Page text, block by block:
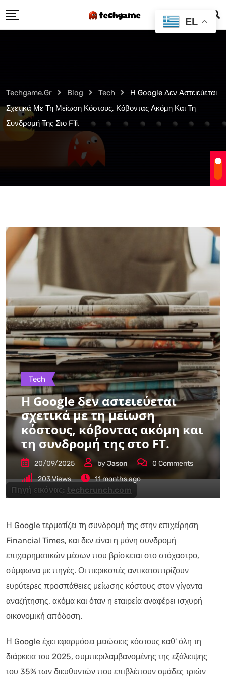
to
Techgame.gr Blog Tech
Η Google Δεν Αστειεύεται
Σχετικά Με Τη Μείωση Κόστους, Κόβοντας Ακόμη Και Τη
Συνδρομή Της Στο FT.
Πηγή εικόνας: techcrunch.com
Tech
Η Google δεν αστειεύεται
σχετικά με τη μείωση
κόστους, κόβοντας ακόμη και
τη συνδρομή της στο FT.
20/09/2025 byJason 0 Comments
203Views 11 months ago
Η Google τερματίζει τη συνδρομή της στην επιχείρηση
Financial Times, και δεν είναι η μόνη συνδρομή
επιχειρηματικών μέσων που βρίσκεται στο στόχαστρο,
σύμφωνα με πηγές. Οι περικοπές αντικατοπτρίζουν
ευρύτερες προσπάθειες μείωσης κόστους στον γίγαντα
αναζήτησης, ακόμα και όταν η εταιρεία αναφέρει ισχυρή
οικονομική απόδοση.
Η Google έχει εφαρμόσει μειώσεις κόστους καθ' όλη τη
διάρκεια του 2025, συμπεριλαμβανομένης της εξάλειψης
του 35% των διευθυντών που επιβλέπουν ομάδες τριών
EL